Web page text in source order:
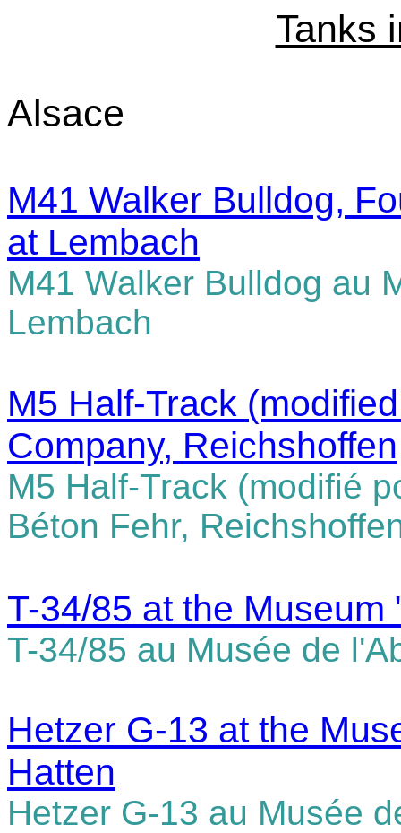
Tanks
Alsace
M41 Walker Bulldog,
at Lembach
M41 Walker Bulldog au
Lembach
M5 Half-Track
Company, Reichshoffen
M5 Half-Track (modifié
Béton Fehr,
T-34/85 at the
T-34/85 au Musée de
Hetzer G-13 at the
Hatten
Hetzer G-13 au Musée